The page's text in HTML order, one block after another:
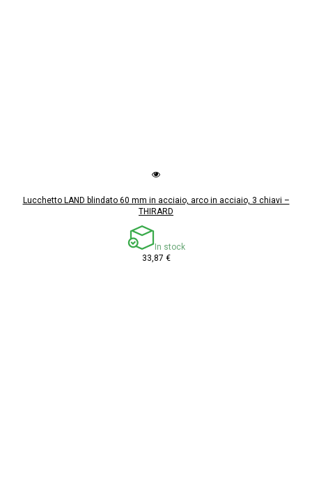
Lucchetto LAND blindato 60 mm in acciaio, arco in acciaio, 3 chiavi –
THIRARD
In stock
33,87 €